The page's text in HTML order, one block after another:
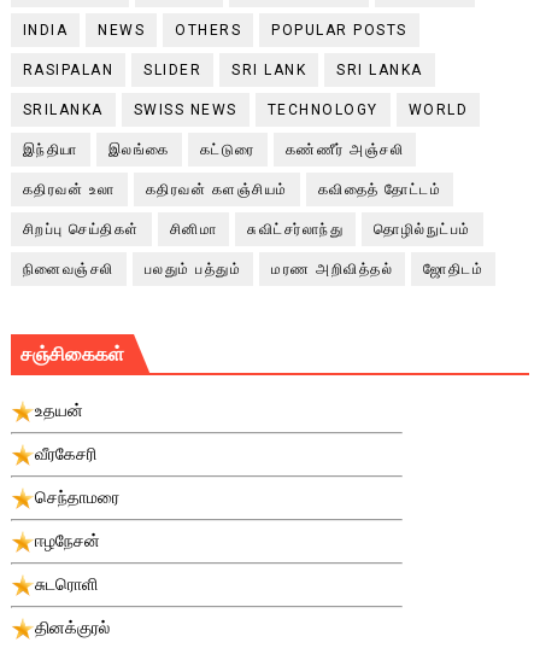
INDIA NEWS OTHERS POPULAR POSTS
RASIPALAN SLIDER SRI LANK SRI LANKA
SRILANKA SWISS NEWS TECHNOLOGY WORLD
இந்தியா இலங்கை கட்டுரை கண்ணீர் அஞ்சலி
கதிரவன் உலா கதிரவன் களஞ்சியம் கவிதைத் தோட்டம்
சிறப்பு செய்திகள் சினிமா சுவிட்சர்லாந்து தொழில்நுட்பம்
நினைவஞ்சலி பலதும் பத்தும் மரண அறிவித்தல் ஜோதிடம்
சஞ்சிகைகள்
உதயன்
வீரகேசரி
செந்தாமரை
ஈழநேசன்
சுடரொளி
தினக்குரல்